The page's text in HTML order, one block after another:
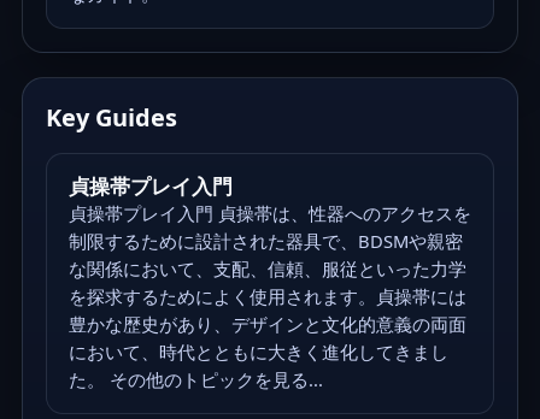
Key Guides
貞操帯プレイ入門
貞操帯プレイ入門 貞操帯は、性器へのアクセスを
制限するために設計された器具で、BDSMや親密
な関係において、支配、信頼、服従といった力学
を探求するためによく使用されます。貞操帯には
豊かな歴史があり、デザインと文化的意義の両面
において、時代とともに大きく進化してきまし
た。 その他のトピックを見る...